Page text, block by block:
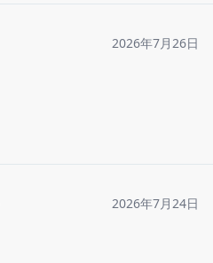
2026年7月26日
2026年7月24日